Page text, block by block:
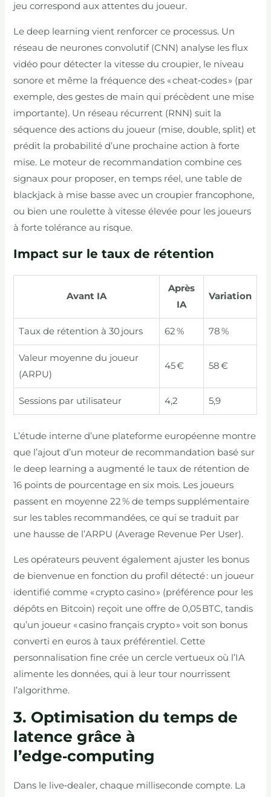
jeu correspond aux attentes du joueur.
Le deep learning vient renforcer ce processus. Un
réseau de neurones convolutif (CNN) analyse les flux
vidéo pour détecter la vitesse du croupier, le niveau
sonore et même la fréquence des « cheat‑codes » (par
exemple, des gestes de main qui précèdent une mise
importante). Un réseau récurrent (RNN) suit la
séquence des actions du joueur (mise, double, split) et
prédit la probabilité d’une prochaine action à forte
mise. Le moteur de recommandation combine ces
signaux pour proposer, en temps réel, une table de
blackjack à mise basse avec un croupier francophone,
ou bien une roulette à vitesse élevée pour les joueurs
à forte tolérance au risque.
Impact sur le taux de rétention
Avant IA
Après
IA
Variation
Taux de rétention à 30 jours 62 % 78 %
Valeur moyenne du joueur
(ARPU)
45 € 58 €
Sessions par utilisateur 4,2 5,9
L’étude interne d’une plateforme européenne montre
que l’ajout d’un moteur de recommandation basé sur
le deep learning a augmenté le taux de rétention de
16 points de pourcentage en six mois. Les joueurs
passent en moyenne 22 % de temps supplémentaire
sur les tables recommandées, ce qui se traduit par
une hausse de l’ARPU (Average Revenue Per User).
Les opérateurs peuvent également ajuster les bonus
de bienvenue en fonction du profil détecté : un joueur
identifié comme « crypto casino » (préférence pour les
dépôts en Bitcoin) reçoit une offre de 0,05 BTC, tandis
qu’un joueur « casino français crypto » voit son bonus
converti en euros à taux préférentiel. Cette
personnalisation fine crée un cercle vertueux où l’IA
alimente les données, qui à leur tour nourrissent
l’algorithme.
3. Optimisation du temps de
latence grâce à
l’edge‑computing
Dans le live‑dealer, chaque milliseconde compte. La